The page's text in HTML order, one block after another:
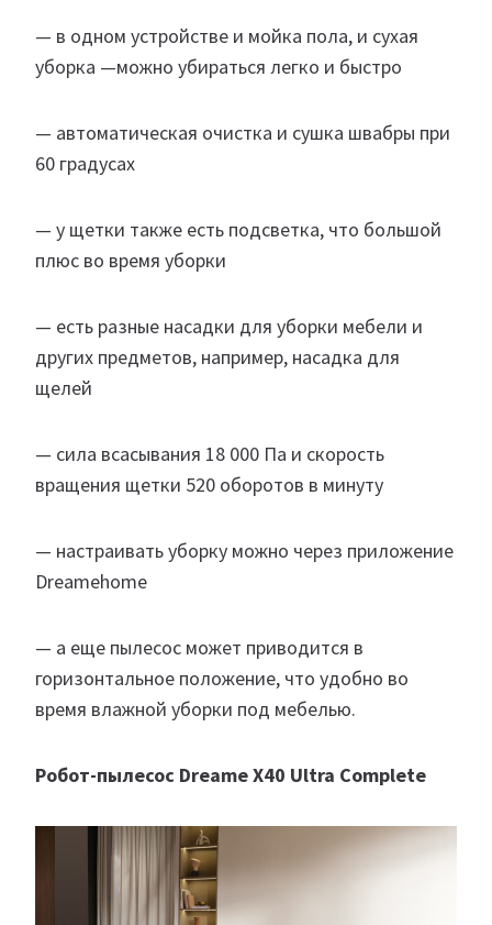
— в одном устройстве и мойка пола, и сухая
уборка —можно убираться легко и быстро
— автоматическая очистка и сушка швабры при
60 градусах
— у щетки также есть подсветка, что большой
плюс во время уборки
— есть разные насадки для уборки мебели и
других предметов, например, насадка для
щелей
— сила всасывания 18 000 Па и скорость
вращения щетки 520 оборотов в минуту
— настраивать уборку можно через приложение
Dreamehome
— а еще пылесос может приводится в
горизонтальное положение, что удобно во
время влажной уборки под мебелью.
Робот-пылесос Dreame X40 Ultra Complete